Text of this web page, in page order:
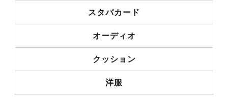
スタバカード
オーディオ
クッション
洋服